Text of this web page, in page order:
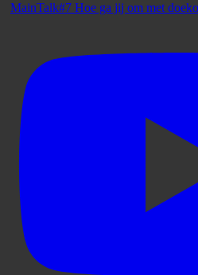
MainTalk#7 Hoe ga jij om met